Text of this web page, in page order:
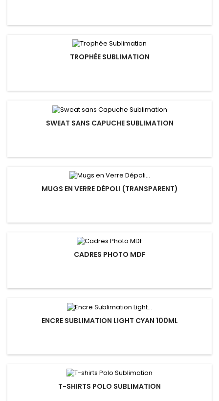
TROPHÉE SUBLIMATION
SWEAT SANS CAPUCHE SUBLIMATION
MUGS EN VERRE DÉPOLI (TRANSPARENT)
CADRES PHOTO MDF
ENCRE SUBLIMATION LIGHT CYAN 100ML
T-SHIRTS POLO SUBLIMATION